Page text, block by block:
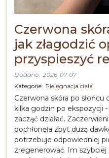
Czerwona
jak złagodzić
przyspieszyć
Dodano: 2026-07-07
Kategorie: Pielęgnacja ciała
Czerwona skóra po słońcu
kilka godzin po ekspozycji
zacząć działać.
pochłonęła zbyt dużą
potrzebuje odpowiedniej
zregenerować. Im szybciej